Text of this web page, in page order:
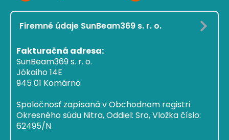
Firemné údaje SunBeam369 s. r. o.
Fakturačná adresa:
SunBeam369 s. r. o.
Jókaiho 14E
945 01 Komárno
Spoločnosť zapísaná v Obchodnom registri
Okresného súdu Nitra, Oddiel: Sro, Vložka číslo:
62495/N